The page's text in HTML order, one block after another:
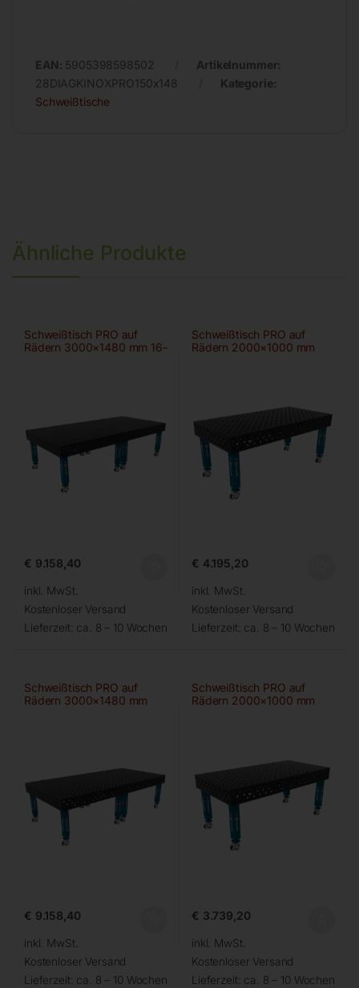
EAN: 5905398598502
Artikelnummer:
28DIAGKINOXPRO150x148
Kategorie:
Schweißtische
Ähnliche Produkte
Schweißtisch PRO auf
Rädern 3000×1480 mm 16-
€ 9.158,40
inkl. MwSt.
Kostenloser Versand
Lieferzeit: ca. 8 – 10 Wochen
Schweißtisch PRO auf
Rädern 2000×1000 mm
€ 4.195,20
inkl. MwSt.
Kostenloser Versand
Lieferzeit: ca. 8 – 10 Wochen
Schweißtisch PRO auf
Rädern 3000×1480 mm
€ 9.158,40
inkl. MwSt.
Kostenloser Versand
Lieferzeit: ca. 8 – 10 Wochen
Schweißtisch PRO auf
Rädern 2000×1000 mm
€ 3.739,20
inkl. MwSt.
Kostenloser Versand
Lieferzeit: ca. 8 – 10 Wochen